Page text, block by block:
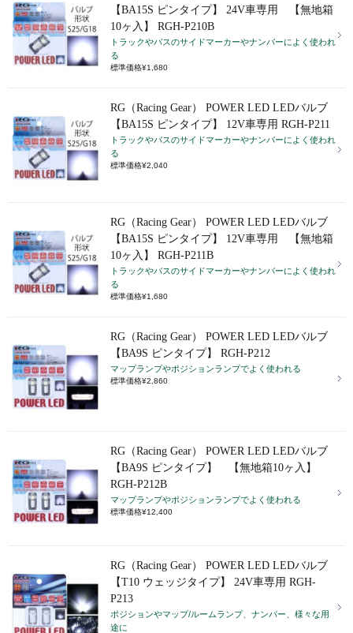
【BA15S ピンタイプ】 24V車専用 【無地箱
10ヶ入】 RGH-P210B
トラックやバスのサイドマーカーやナンバーによく使われ
る
標準価格¥1,680
RG（Racing Gear） POWER LED LEDバルブ
【BA15S ピンタイプ】 12V車専用 RGH-P211
トラックやバスのサイドマーカーやナンバーによく使われ
る
標準価格¥2,040
RG（Racing Gear） POWER LED LEDバルブ
【BA15S ピンタイプ】 12V車専用 【無地箱
10ヶ入】 RGH-P211B
トラックやバスのサイドマーカーやナンバーによく使われ
る
標準価格¥1,680
RG（Racing Gear） POWER LED LEDバルブ
【BA9S ピンタイプ】 RGH-P212
マップランプやポジションランプでよく使われる
標準価格¥2,860
RG（Racing Gear） POWER LED LEDバルブ
【BA9S ピンタイプ】 【無地箱10ヶ入】
RGH-P212B
マップランプやポジションランプでよく使われる
標準価格¥12,400
RG（Racing Gear） POWER LED LEDバルブ
【T10 ウェッジタイプ】 24V車専用 RGH-
P213
ポジションやマップ/ルームランプ、ナンバー、様々な用
途に